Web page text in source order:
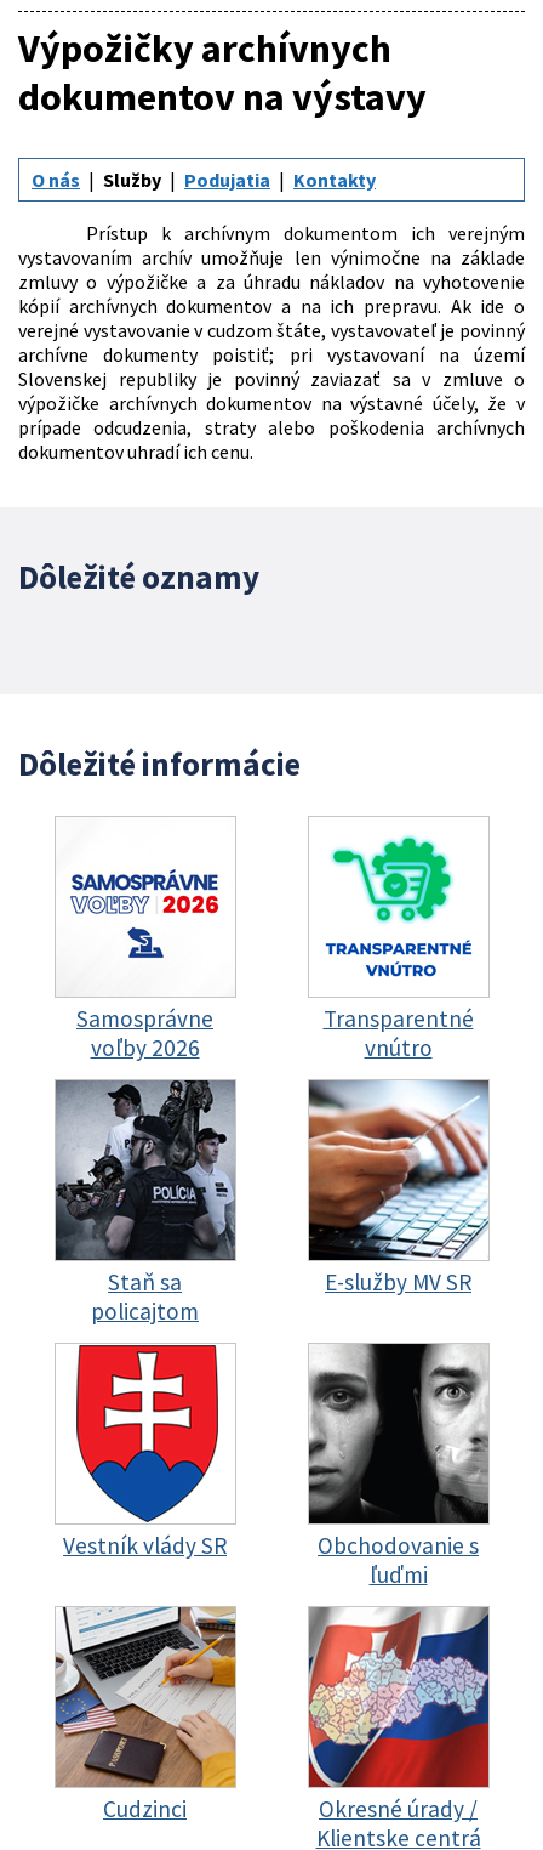
Výpožičky archívnych
dokumentov na výstavy
O nás Služby Podujatia Kontakty
Prístup k archívnym dokumentom ich verejným
vystavovaním archív umožňuje len výnimočne na základe
zmluvy o výpožičke a za úhradu nákladov na vyhotovenie
kópií archívnych dokumentov a na ich prepravu. Ak ide o
verejné vystavovanie v cudzom štáte, vystavovateľ je povinný
archívne dokumenty poistiť; pri vystavovaní na území
Slovenskej republiky je povinný zaviazať sa v zmluve o
výpožičke archívnych dokumentov na výstavné účely, že v
prípade odcudzenia, straty alebo poškodenia archívnych
dokumentov uhradí ich cenu.
Dôležité oznamy
Dôležité informácie
Samosprávne
voľby 2026
Transparentné
vnútro
Staň sa
policajtom
E-služby MV SR
Vestník vlády SR
Obchodovanie s
ľuďmi
Cudzinci
Okresné úrady /
Klientske centrá